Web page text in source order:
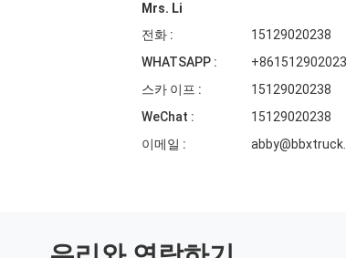
Mrs. Li
전화 :
15129020238
WHATSAPP :
스카 이프 :
15129020238
WeChat :
15129020238
이메일 :